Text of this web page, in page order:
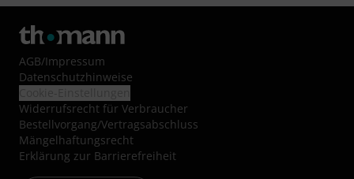
AGB/Impressum
Datenschutzhinweise
Widerrufsrecht für Verbraucher
Bestellvorgang/Vertragsabschluss
Mängelhaftungsrecht
Erklärung zur Barrierefreiheit